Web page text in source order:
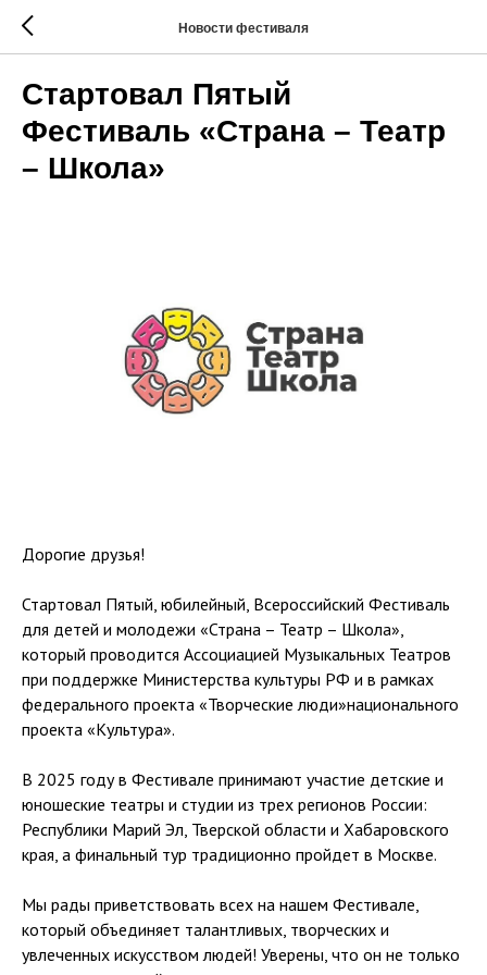
Новости фестиваля
Стартовал Пятый
Фестиваль «Страна – Театр
– Школа»
Дорогие друзья!
Стартовал Пятый, юбилейный, Всероссийский Фестиваль
для детей и молодежи «Страна – Театр – Школа»,
который проводится Ассоциацией Музыкальных Театров
при поддержке Министерства культуры РФ и в рамках
федерального проекта «Творческие люди»национального
проекта «Культура».
В 2025 году в Фестивале принимают участие детские и
юношеские театры и студии из трех регионов России:
Республики Марий Эл, Тверской области и Хабаровского
края, а финальный тур традиционно пройдет в Москве.
Мы рады приветствовать всех на нашем Фестивале,
который объединяет талантливых, творческих и
увлеченных искусством людей! Уверены, что он не только